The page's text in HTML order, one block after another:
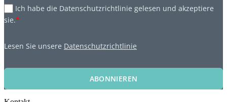
Ich habe die Datenschutzrichtlinie gelesen und akzeptiere
sie.*
Lesen Sie unsere Datenschutzrichtlinie
ABONNIEREN